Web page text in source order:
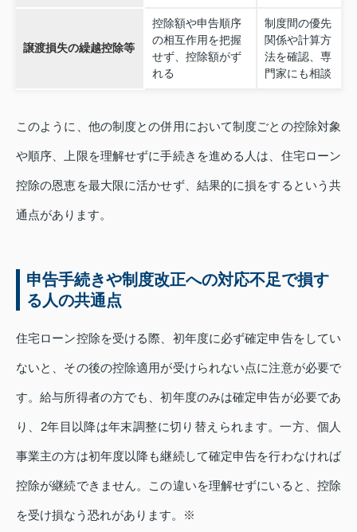
譲渡損失の繰越控除等
控除額や申告順序
の相互作用を把握
せず、控除額がず
れる
制度間の優先
関係や計算方
法を確認、専
門家にも相談
このように、他の制度との併用において制度ごとの控除対象
や順序、上限を理解せずに手続きを進める人は、住宅ローン
控除の恩恵を最大限に活かせず、結果的に損をするという共
通点があります。
申告手続きや制度改正への対応不足で損す
る人の共通点
住宅ローン控除を受ける際、初年度に必ず確定申告をしてい
ないと、その後の控除適用が受けられない点に注意が必要で
す。給与所得者の方でも、初年度のみは確定申告が必要であ
り、2年目以降は年末調整に切り替えられます。一方、個人
事業主の方は初年度以降も継続して確定申告を行わなければ
控除が継続できません。この違いを理解せずにいると、控除
を受け損なう恐れがあります。※